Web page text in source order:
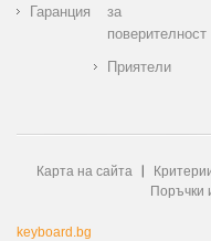
Гаранция
за
поверителност
Приятели
Карта на сайта
Поръчки
keyboard.bg